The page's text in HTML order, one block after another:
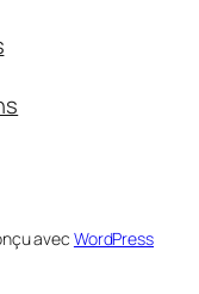
avec WordPress